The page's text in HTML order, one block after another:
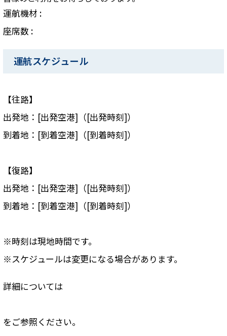
運航機材 :
座席数 :
運航スケジュール
【往路】
出発地：[出発空港]（[出発時刻]）
到着地：[到着空港]（[到着時刻]）
【復路】
出発地：[出発空港]（[出発時刻]）
到着地：[到着空港]（[到着時刻]）
※時刻は現地時間です。
※スケジュールは変更になる場合があります。
詳細については
をご参照ください。